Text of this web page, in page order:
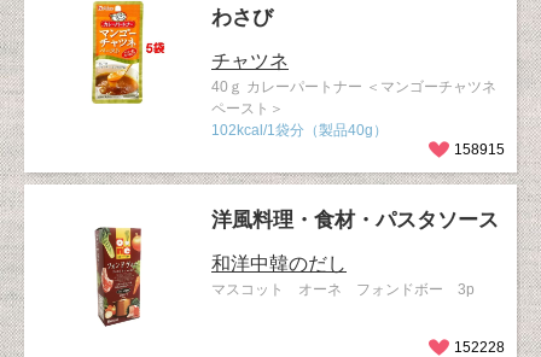
わさび
チャツネ
40ｇ カレーパートナー ＜マンゴーチャツネ
ペースト＞
102kcal/1袋分（製品40g）
158915
洋風料理・食材・パスタソース
和洋中韓のだし
マスコット オーネ フォンドボー 3p
152228